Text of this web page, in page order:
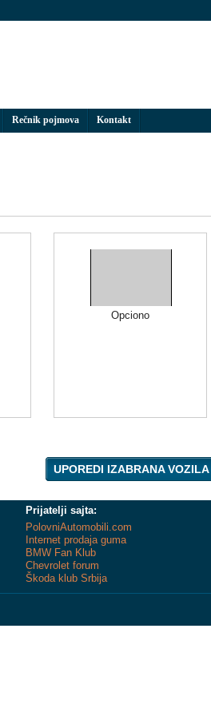
Rečnik pojmova Kontakt
Opciono
UPOREDI IZABRANA VOZILA
Prijatelji sajta:
PolovniAutomobili.com
Internet prodaja guma
BMW Fan Klub
Chevrolet forum
Škoda klub Srbija